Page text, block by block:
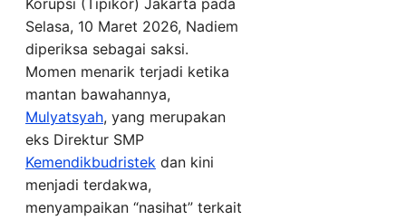
Korupsi (Tipikor) Jakarta pada
Selasa, 10 Maret 2026, Nadiem
diperiksa sebagai saksi.
Momen menarik terjadi ketika
mantan bawahannya,
Mulyatsyah, yang merupakan
eks Direktur SMP
Kemendikbudristek dan kini
menjadi terdakwa,
menyampaikan “nasihat” terkait